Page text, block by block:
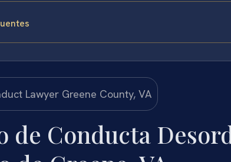
de Conducta